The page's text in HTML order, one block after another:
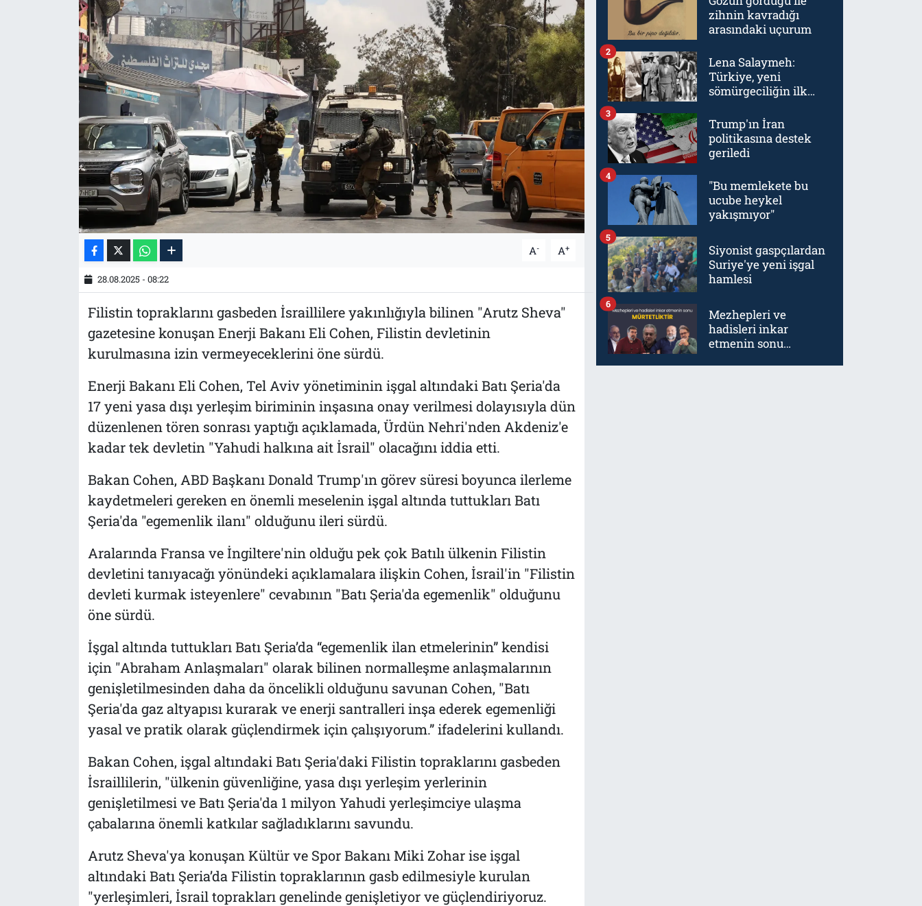
A- A+
28.08.2025 - 08:22
Filistin topraklarını gasbeden İsraillilere yakınlığıyla bilinen "Arutz Sheva"
gazetesine konuşan Enerji Bakanı Eli Cohen, Filistin devletinin
kurulmasına izin vermeyeceklerini öne sürdü.
Enerji Bakanı Eli Cohen, Tel Aviv yönetiminin işgal altındaki Batı Şeria'da
17 yeni yasa dışı yerleşim biriminin inşasına onay verilmesi dolayısıyla dün
düzenlenen tören sonrası yaptığı açıklamada, Ürdün Nehri'nden Akdeniz'e
kadar tek devletin "Yahudi halkına ait İsrail" olacağını iddia etti.
Bakan Cohen, ABD Başkanı Donald Trump'ın görev süresi boyunca ilerleme
kaydetmeleri gereken en önemli meselenin işgal altında tuttukları Batı
Şeria'da "egemenlik ilanı" olduğunu ileri sürdü.
Aralarında Fransa ve İngiltere'nin olduğu pek çok Batılı ülkenin Filistin
devletini tanıyacağı yönündeki açıklamalara ilişkin Cohen, İsrail'in "Filistin
devleti kurmak isteyenlere" cevabının "Batı Şeria'da egemenlik" olduğunu
öne sürdü.
İşgal altında tuttukları Batı Şeria’da “egemenlik ilan etmelerinin” kendisi
için "Abraham Anlaşmaları" olarak bilinen normalleşme anlaşmalarının
genişletilmesinden daha da öncelikli olduğunu savunan Cohen, "Batı
Şeria'da gaz altyapısı kurarak ve enerji santralleri inşa ederek egemenliği
yasal ve pratik olarak güçlendirmek için çalışıyorum.” ifadelerini kullandı.
Bakan Cohen, işgal altındaki Batı Şeria'daki Filistin topraklarını gasbeden
İsraillilerin, "ülkenin güvenliğine, yasa dışı yerleşim yerlerinin
genişletilmesi ve Batı Şeria'da 1 milyon Yahudi yerleşimciye ulaşma
çabalarına önemli katkılar sağladıklarını savundu.
Arutz Sheva'ya konuşan Kültür ve Spor Bakanı Miki Zohar ise işgal
altındaki Batı Şeria’da Filistin topraklarının gasb edilmesiyle kurulan
"yerleşimleri, İsrail toprakları genelinde genişletiyor ve güçlendiriyoruz.
zihnin kavradığı
arasındaki uçurum
Lena Salaymeh:
Türkiye, yeni
sömürgeciliğin ilk
2
Trump'ın İran
politikasına destek
geriledi
3
"Bu memlekete bu
ucube heykel
yakışmıyor"
4
Siyonist gaspçılardan
Suriye'ye yeni işgal
hamlesi
5
Mezhepleri ve
hadisleri inkar
etmenin sonu
6
İletişim